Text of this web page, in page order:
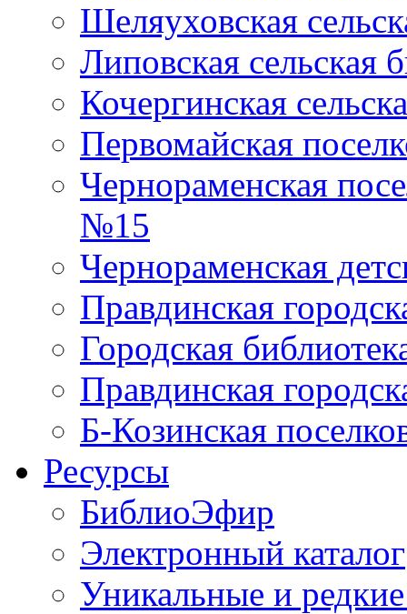
Шеляуховская
Липовская сельская
Кочергинская
Первомайская
Чернораменская
№15
Чернораменская
Правдинская
Городская
Правдинская
Б-Козинская
Ресурсы
БиблиоЭфир
Электронный каталог
Уникальные и